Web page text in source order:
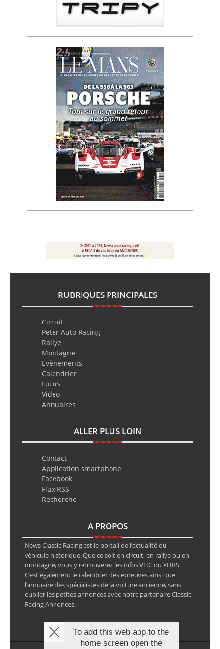
RUBRIQUES PRINCIPALES
Circuit
Peter Auto Racing
Rallye
Montagne
Evènements
Calendrier
Focus
Video
Annuaires
ALLER PLUS LOIN
Contact
Application smartphone
Facebook
Flux RSS
Recherche
A PROPOS
News Classic Racing est le portail de l’actualité du
véhicule historique. Que ce soit en circuit, en rallye ou en
montagne, vous y retrouverez les infos VHC ou VHRS.
C’est également le calendrier des épreuves ainsi que
l’annuaire des spécialistes de la voiture ancienne, sans
oublier les petites annonces avec notre partenaire Classic
Racing Annonces.
To add this web app to the
home screen open the